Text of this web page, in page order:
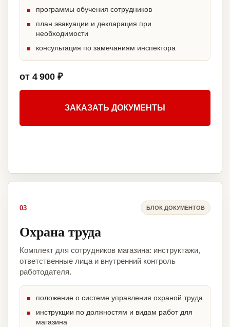
программы обучения сотрудников
план эвакуации и декларация при
необходимости
консультация по замечаниям инспектора
от 4 900 ₽
ЗАКАЗАТЬ ДОКУМЕНТЫ
03 БЛОК ДОКУМЕНТОВ
Охрана труда
Комплект для сотрудников магазина: инструктажи,
ответственные лица и внутренний контроль
работодателя.
положение о системе управления охраной труда
инструкции по должностям и видам работ для
магазина